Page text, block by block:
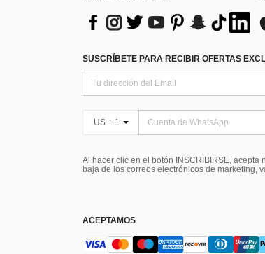
SUSCRÍBETE PARA RECIBIR OFERTAS
US + 1
Al hacer clic en el botón INSCRIBIRSE, acepta
baja de los correos electrónicos de marketing,
ACEPTAMOS